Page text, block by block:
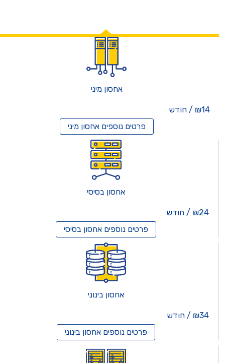
אחסון מיני
₪14 / חודש
פרטים נוספיםאחסון מיני
אחסון בסיסי
₪24 / חודש
פרטים נוספיםאחסון בסיסי
אחסון בינוני
₪34 / חודש
פרטים נוספיםאחסון בינוני